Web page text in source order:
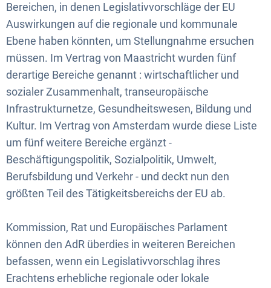
Bereichen, in denen Legislativvorschläge der EU
Auswirkungen auf die regionale und kommunale
Ebene haben könnten, um Stellungnahme ersuchen
müssen. Im Vertrag von Maastricht wurden fünf
derartige Bereiche genannt : wirtschaftlicher und
sozialer Zusammenhalt, transeuropäische
Infrastrukturnetze, Gesundheitswesen, Bildung und
Kultur. Im Vertrag von Amsterdam wurde diese Liste
um fünf weitere Bereiche ergänzt -
Beschäftigungspolitik, Sozialpolitik, Umwelt,
Berufsbildung und Verkehr - und deckt nun den
größten Teil des Tätigkeitsbereichs der EU ab.
Kommission, Rat und Europäisches Parlament
können den AdR überdies in weiteren Bereichen
befassen, wenn ein Legislativvorschlag ihres
Erachtens erhebliche regionale oder lokale